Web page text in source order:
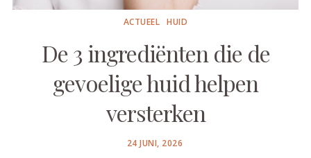
ACTUEEL HUID
De 3 ingrediënten die de
gevoelige huid helpen
versterken
POSTED
24 JUNI, 2026